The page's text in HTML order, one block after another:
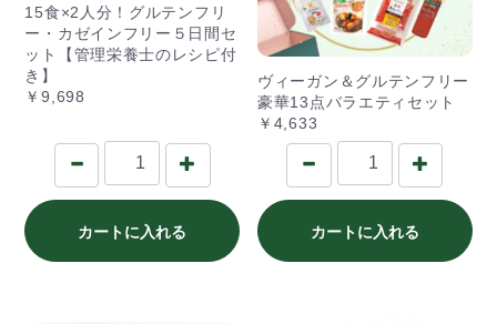
15食×2人分！グルテンフリ
ー・カゼインフリー５日間セ
ット【管理栄養士のレシピ付
き】
￥9,698
カートに入れる
ヴィーガン＆グルテンフリー
豪華13点バラエティセット
￥4,633
カートに入れる